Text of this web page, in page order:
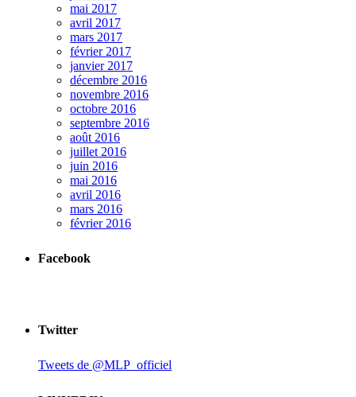
mai 2017
avril 2017
mars 2017
février 2017
janvier 2017
décembre 2016
novembre 2016
octobre 2016
septembre 2016
août 2016
juillet 2016
juin 2016
mai 2016
avril 2016
mars 2016
février 2016
Facebook
Twitter
Tweets de @MLP_officiel